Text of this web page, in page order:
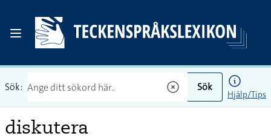
Sök: Sök
Hjälp/Tips
diskutera